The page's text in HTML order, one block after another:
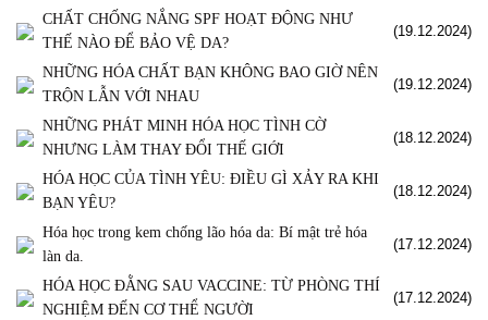
CHẤT CHỐNG NẮNG SPF HOẠT ĐỘNG NHƯ
THẾ NÀO ĐỂ BẢO VỆ DA?
(19.12.2024)
NHỮNG HÓA CHẤT BẠN KHÔNG BAO GIỜ NÊN
TRỘN LẪN VỚI NHAU
(19.12.2024)
NHỮNG PHÁT MINH HÓA HỌC TÌNH CỜ
NHƯNG LÀM THAY ĐỔI THẾ GIỚI
(18.12.2024)
HÓA HỌC CỦA TÌNH YÊU: ĐIỀU GÌ XẢY RA KHI
BẠN YÊU?
(18.12.2024)
Hóa học trong kem chống lão hóa da: Bí mật trẻ hóa
làn da.
(17.12.2024)
HÓA HỌC ĐẰNG SAU VACCINE: TỪ PHÒNG THÍ
NGHIỆM ĐẾN CƠ THỂ NGƯỜI
(17.12.2024)